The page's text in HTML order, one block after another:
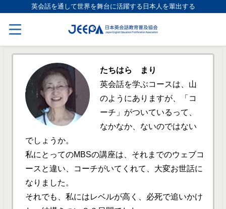
英会話を通して世界を舞台に活躍する日本人を輩出する
たちはら まり
英会話を学ぶコースは、山
のようにありますが、「コ
ーチ」がついているって、
なかなか、ないのではない
でしょうか。
私にとってのMBSの講座は、それまでのウェブコ
ースと違い、コーチがいてくれて、大変お世話に
なりました。
それでも、私にはレベルが高く、必死で追いかけ